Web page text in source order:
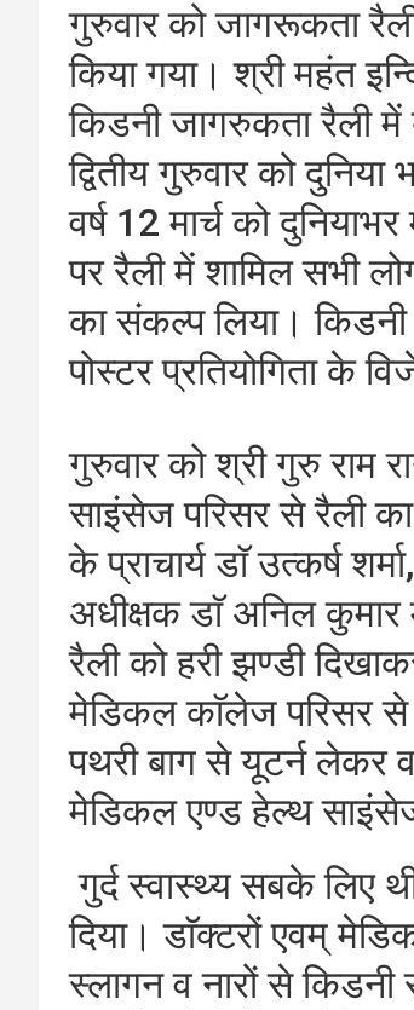
गुरुवार को जागरूकता
किया गया। श्री महंत
किडनी जागरुकता रैली में
द्वितीय गुरुवार को
वर्ष 12 मार्च को
पर रैली में शामिल सभी
का संकल्प लिया। किडनी
पोस्टर प्रतियोगिता के
गुरुवार को श्री गुरु
साइंसेज परिसर से रैली
के प्राचार्य डाॅ उत्कर्ष
अधीक्षक डाॅ अनिल कुमार
रैली को हरी झण्डी
मेडिकल काॅलेज परिसर
पथरी बाग से यूटर्न
मेडिकल एण्ड हेल्थ
गुर्द स्वास्थ्य सबके लिए
दिया। डाॅक्टरों एवम्
स्लागन व नारों से